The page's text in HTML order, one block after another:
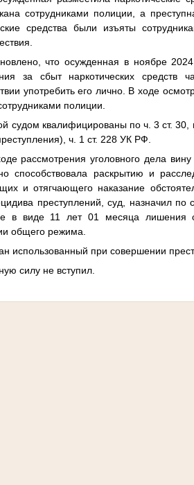
сотрудниками полиции, а
средства были изъяты
что осужденная в ноябре
за сбыт наркотических средств
употребить его лично. В ходе
полиции.
судом квалифицированы по ч. 3 ст. 30,
ч. 1 ст. 228 УК РФ.
рассмотрения уголовного дела
способствовала раскрытию и
и отягчающего наказание
преступлений, суд, назначил по
в виде 11 лет 01 месяца лишения
общего режима.
использованный при совершении
силу не вступил.